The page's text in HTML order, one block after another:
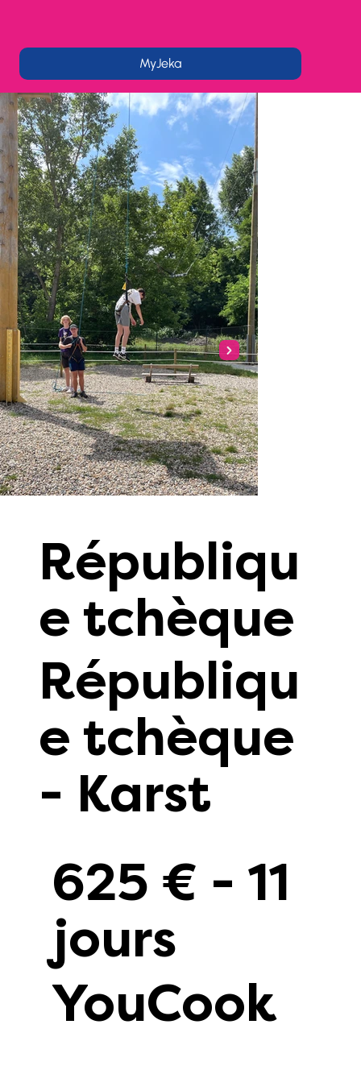
MyJeka
Républiqu
e tchèque
Républiqu
e tchèque
- Karst
625 € - 11
jours
YouCook